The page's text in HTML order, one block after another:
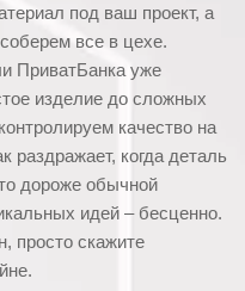
под ваш проект, а
все в цехе.
ПриватБанка уже
изделие до сложных
качество на
раздражает, когда деталь
дороже обычной
идей – бесценно.
просто скажите